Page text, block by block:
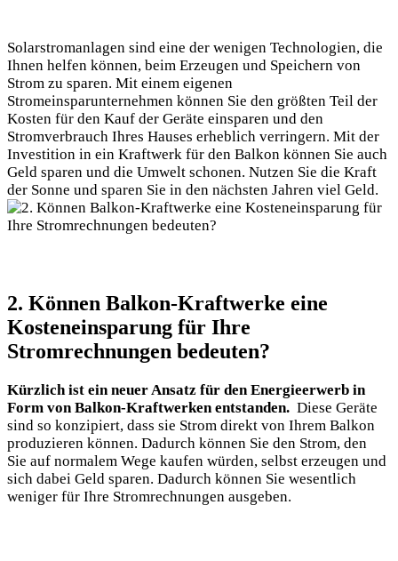
Solarstromanlagen sind eine der⁢ wenigen Technologien, die
Ihnen ⁣helfen können,​ beim ​Erzeugen und⁢ Speichern von
Strom zu sparen.⁢ Mit‌ einem ‌eigenen
Stromeinsparunternehmen können Sie​ den​ größten Teil‍ der
Kosten für​ den Kauf der Geräte einsparen und den
Stromverbrauch Ihres ⁢Hauses erheblich verringern. Mit⁣ der
Investition in ein Kraftwerk für ⁣den Balkon können ⁤Sie auch
Geld​ sparen ‌und⁢ die Umwelt schonen. Nutzen⁢ Sie ‍die ⁣Kraft
der Sonne und​ sparen Sie in den ‍nächsten‌ Jahren viel​ Geld.
2. Können Balkon-Kraftwerke eine
Kosteneinsparung für ‍Ihre
Stromrechnungen bedeuten?
Kürzlich ist ein neuer Ansatz für den Energieerwerb ‌in
Form ‍von Balkon-Kraftwerken entstanden. ⁢ Diese Geräte
sind so konzipiert, dass sie Strom direkt ‍von Ihrem⁤ Balkon
‍produzieren können. Dadurch können Sie den‍ Strom, den
Sie auf normalem​ Wege kaufen ‌würden, selbst erzeugen und⁣
sich dabei Geld sparen. Dadurch ​können Sie wesentlich
weniger für Ihre Stromrechnungen ausgeben.